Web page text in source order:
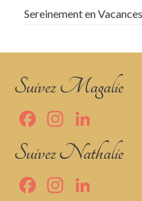
Sereinement en Vacances
Suivez Magalie
Facebook
Suivez Nathalie
Facebook